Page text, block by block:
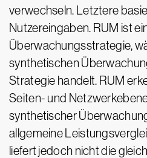
verwechseln. Letztere
Nutzereingaben. RUM ist
Überwachungsstrategie,
synthetischen
Strategie handelt. RUM
Seiten- und
synthetischer
allgemeine
liefert jedoch nicht die